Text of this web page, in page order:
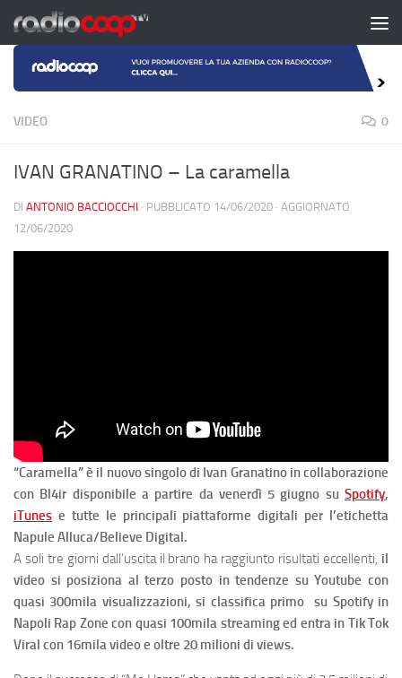
Salta al contenuto
VIDEO 0
IVAN GRANATINO – La caramella
DI ANTONIO BACCIOCCHI · PUBBLICATO 14/06/2020 · AGGIORNATO
12/06/2020
“Caramella” è il nuovo singolo di Ivan Granatino in collaborazione
con Bl4ir disponibile a partire da venerdì 5 giugno su Spotify,
iTunes e tutte le principali piattaforme digitali per l’etichetta
Napule Alluca/Believe Digital.
A soli tre giorni dall’uscita il brano ha raggiunto risultati eccellenti, il
video si posiziona al terzo posto in tendenze su Youtube con
quasi 300mila visualizzazioni, si classifica primo su Spotify in
Napoli Rap Zone con quasi 100mila streaming ed entra in Tik Tok
Viral con 16mila video e oltre 20 milioni di views.